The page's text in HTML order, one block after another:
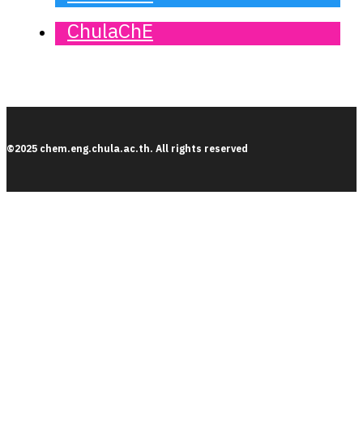
ChulaChE
©2025 chem.eng.chula.ac.th. All rights reserved